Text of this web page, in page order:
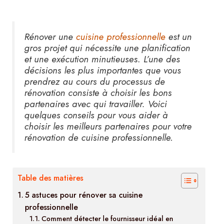
Rénover une cuisine professionnelle est un
gros projet qui nécessite une planification
et une exécution minutieuses. L’une des
décisions les plus importantes que vous
prendrez au cours du processus de
rénovation consiste à choisir les bons
partenaires avec qui travailler. Voici
quelques conseils pour vous aider à
choisir les meilleurs partenaires pour votre
rénovation de cuisine professionnelle.
Table des matières
5 astuces pour rénover sa cuisine
professionnelle
Comment détecter le fournisseur idéal en